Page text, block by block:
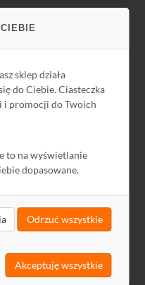
sklep działa
do Ciebie. Ciasteczka
i promocji do Twoich
to na wyświetlanie
dopasowane.
Odrzuć wszystkie
Akceptuję wszystkie